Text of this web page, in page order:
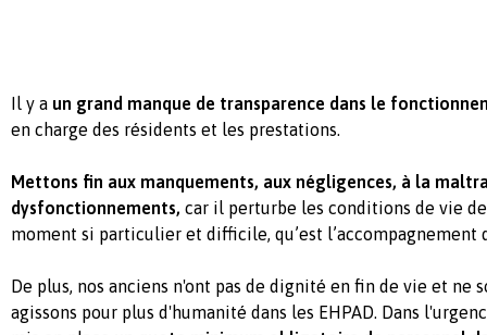
Il y a un grand manque de transparence dans le
en charge des résidents et les prestations.
Mettons fin aux manquements, aux négligences, à la
dysfonctionnements, car il perturbe les conditions de vie de
moment si particulier et difficile, qu’est l’accompagnement
De plus, nos anciens n'ont pas de dignité en fin de vie et ne
agissons pour plus d'humanité dans les EHPAD. Dans